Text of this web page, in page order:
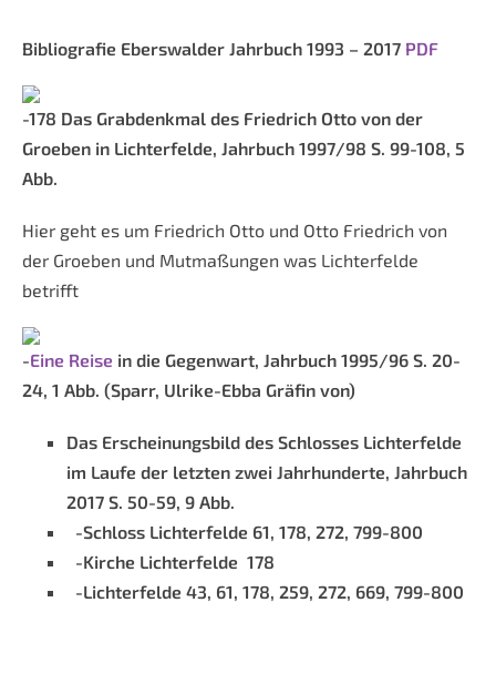
Bibliografie Eberswalder Jahrbuch 1993 – 2017 PDF
-178 Das Grabdenkmal des Friedrich Otto von der
Groeben in Lichterfelde, Jahrbuch 1997/98 S. 99-108, 5
Abb.
Hier geht es um Friedrich Otto und Otto Friedrich von
der Groeben und Mutmaßungen was Lichterfelde
betrifft
-Eine Reise in die Gegenwart, Jahrbuch 1995/96 S. 20-
24, 1 Abb. (Sparr, Ulrike-Ebba Gräfin von)
Das Erscheinungsbild des Schlosses Lichterfelde
im Laufe der letzten zwei Jahrhunderte, Jahrbuch
2017 S. 50-59, 9 Abb.
-Schloss Lichterfelde 61, 178, 272, 799-800
-Kirche Lichterfelde 178
-Lichterfelde 43, 61, 178, 259, 272, 669, 799-800